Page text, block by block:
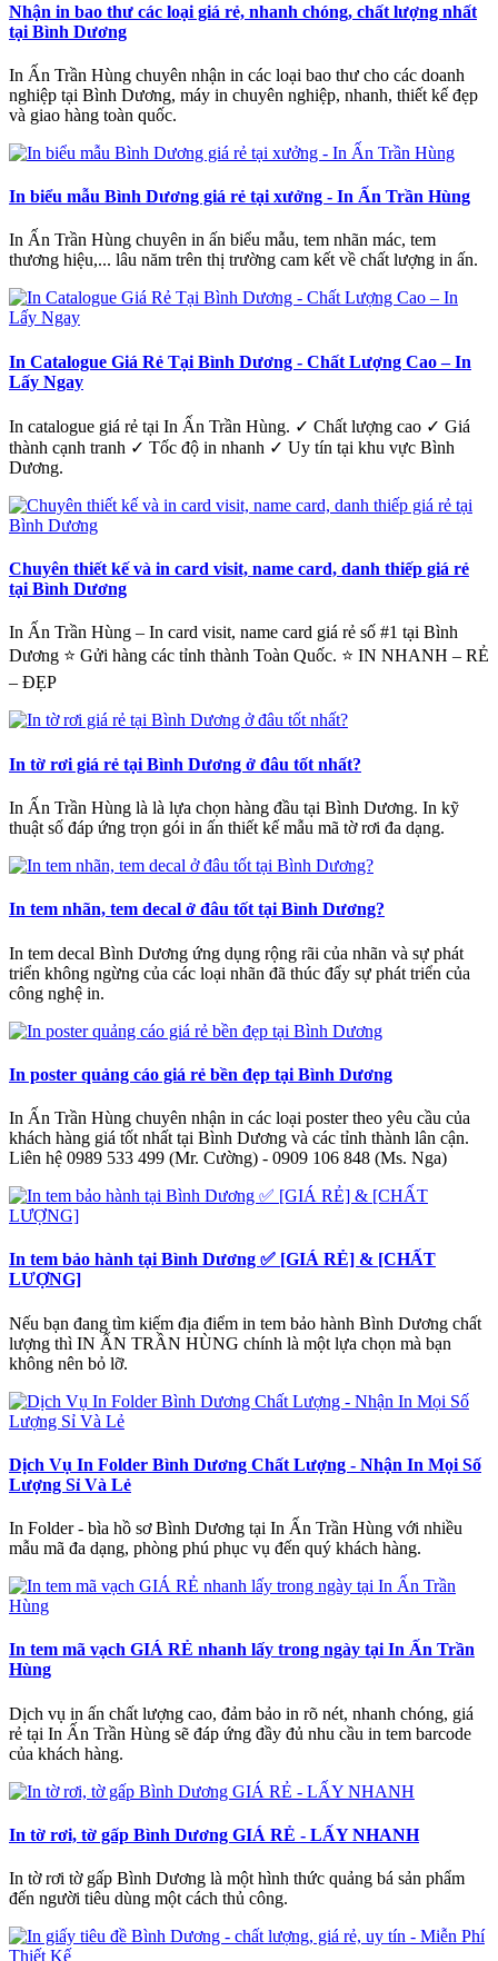
Nhận in bao thư các loại giá rẻ, nhanh chóng, chất lượng nhất
tại Bình Dương
In Ấn Trần Hùng chuyên nhận in các loại bao thư cho các doanh
nghiệp tại Bình Dương, máy in chuyên nghiệp, nhanh, thiết kế đẹp
và giao hàng toàn quốc.
In biểu mẫu Bình Dương giá rẻ tại xưởng - In Ấn Trần Hùng
In Ấn Trần Hùng chuyên in ấn biểu mẫu, tem nhãn mác, tem
thương hiệu,... lâu năm trên thị trường cam kết về chất lượng in ấn.
In Catalogue Giá Rẻ Tại Bình Dương - Chất Lượng Cao – In
Lấy Ngay
In catalogue giá rẻ tại In Ấn Trần Hùng. ✓ Chất lượng cao ✓ Giá
thành cạnh tranh ✓ Tốc độ in nhanh ✓ Uy tín tại khu vực Bình
Dương.
Chuyên thiết kế và in card visit, name card, danh thiếp giá rẻ
tại Bình Dương
In Ấn Trần Hùng – In card visit, name card giá rẻ số #1 tại Bình
Dương ⭐ Gửi hàng các tỉnh thành Toàn Quốc. ⭐ IN NHANH – RẺ
– ĐẸP
In tờ rơi giá rẻ tại Bình Dương ở đâu tốt nhất?
In Ấn Trần Hùng là là lựa chọn hàng đầu tại Bình Dương. In kỹ
thuật số đáp ứng trọn gói in ấn thiết kế mẫu mã tờ rơi đa dạng.
In tem nhãn, tem decal ở đâu tốt tại Bình Dương?
In tem decal Bình Dương ứng dụng rộng rãi của nhãn và sự phát
triển không ngừng của các loại nhãn đã thúc đẩy sự phát triển của
công nghệ in.
In poster quảng cáo giá rẻ bền đẹp tại Bình Dương
In Ấn Trần Hùng chuyên nhận in các loại poster theo yêu cầu của
khách hàng giá tốt nhất tại Bình Dương và các tỉnh thành lân cận.
Liên hệ 0989 533 499 (Mr. Cường) - 0909 106 848 (Ms. Nga)
In tem bảo hành tại Bình Dương ✅ [GIÁ RẺ] & [CHẤT
LƯỢNG]
Nếu bạn đang tìm kiếm địa điểm in tem bảo hành Bình Dương chất
lượng thì IN ẤN TRẦN HÙNG chính là một lựa chọn mà bạn
không nên bỏ lỡ.
Dịch Vụ In Folder Bình Dương Chất Lượng - Nhận In Mọi Số
Lượng Sỉ Và Lẻ
In Folder - bìa hồ sơ Bình Dương tại In Ấn Trần Hùng với nhiều
mẫu mã đa dạng, phòng phú phục vụ đến quý khách hàng.
In tem mã vạch GIÁ RẺ nhanh lấy trong ngày tại In Ấn Trần
Hùng
Dịch vụ in ấn chất lượng cao, đảm bảo in rõ nét, nhanh chóng, giá
rẻ tại In Ấn Trần Hùng sẽ đáp ứng đầy đủ nhu cầu in tem barcode
của khách hàng.
In tờ rơi, tờ gấp Bình Dương GIÁ RẺ - LẤY NHANH
In tờ rơi tờ gấp Bình Dương là một hình thức quảng bá sản phẩm
đến người tiêu dùng một cách thủ công.